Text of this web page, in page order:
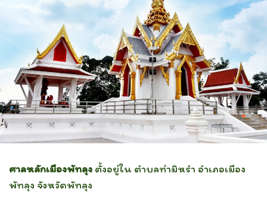
ศาลหลักเมืองพัทลุง ตั้งอยู่ใน ตำบลท่ามิหรำ อำเภอเมือง
พัทลุง จังหวัดพัทลุง